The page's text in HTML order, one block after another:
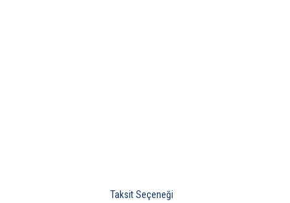
Taksit Seçeneği